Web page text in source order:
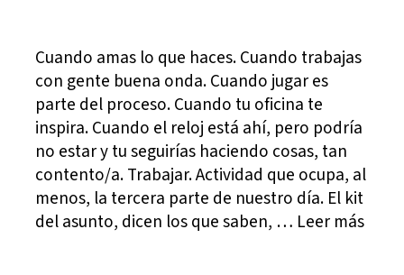
Cuando amas lo que haces. Cuando trabajas
con gente buena onda. Cuando jugar es
parte del proceso. Cuando tu oficina te
inspira. Cuando el reloj está ahí, pero podría
no estar y tu seguirías haciendo cosas, tan
contento/a. Trabajar. Actividad que ocupa, al
menos, la tercera parte de nuestro día. El kit
del asunto, dicen los que saben, … Leer más